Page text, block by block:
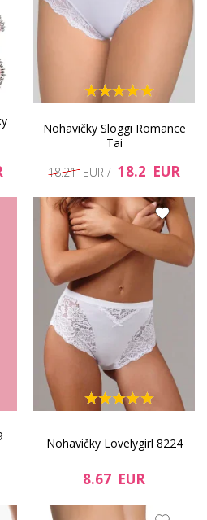
Nohavičky Sloggi Romance
Tai
18.21 EUR / 18.2 EUR
Nohavičky Lovelygirl 8224
8.67 EUR